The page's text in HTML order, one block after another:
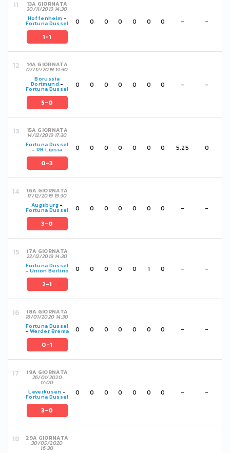
13A GIORNATA
30/11/2019 14:30
Hoffenheim -
Fortuna Dussel
1-1
0 0 0 0 0 0 0 - -
14A GIORNATA
07/12/2019 14:30
Borussia
Dortmund-
Fortuna Dussel
5-0
0 0 0 0 0 0 0 - -
15A GIORNATA
14/12/2019 17:30
Fortuna Dussel
-RB Lipsia
0-3
0 0 0 0 0 0 0 5,25 0
16A GIORNATA
17/12/2019 19:30
Augsburg-
Fortuna Dussel
3-0
0 0 0 0 0 0 0 - -
17A GIORNATA
22/12/2019 14:30
Fortuna Dussel
- Union Berlino
2-1
0 0 0 0 0 1 0 - -
18A GIORNATA
18/01/2020 14:30
Fortuna Dussel
-Werder Brema
0-1
0 0 0 0 0 0 0 - -
19A GIORNATA
26/01/2020
17:00
Leverkusen -
Fortuna Dussel
3-0
0 0 0 0 0 0 0 - -
29A GIORNATA
30/05/2020
16:30